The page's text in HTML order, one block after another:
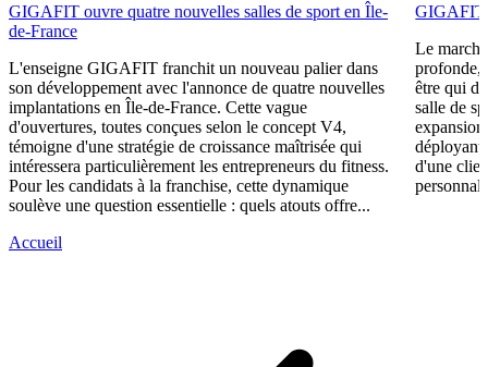
GIGAFIT ouvre quatre nouvelles salles de sport en Île-
de-France
L'enseigne GIGAFIT franchit un nouveau palier dans
son développement avec l'annonce de quatre nouvelles
implantations en Île-de-France. Cette vague
d'ouvertures, toutes conçues selon le concept V4,
témoigne d'une stratégie de croissance maîtrisée qui
intéressera particulièrement les entrepreneurs du fitness.
Pour les candidats à la franchise, cette dynamique
soulève une question essentielle : quels atouts offre...
GIGAFIT
Le
profonde,
être qui
salle de
déployant
d'une
Accueil